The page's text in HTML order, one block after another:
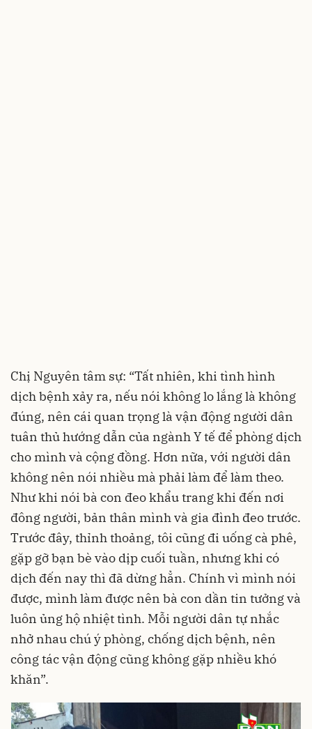
Chị Nguyên tâm sự: “Tất nhiên, khi tình hình
dịch bệnh xảy ra, nếu nói không lo lắng là không
đúng, nên cái quan trọng là vận động người dân
tuân thủ hướng dẫn của ngành Y tế để phòng dịch
cho mình và cộng đồng. Hơn nữa, với người dân
không nên nói nhiều mà phải làm để làm theo.
Như khi nói bà con đeo khẩu trang khi đến nơi
đông người, bản thân mình và gia đình đeo trước.
Trước đây, thỉnh thoảng, tôi cũng đi uống cà phê,
gặp gỡ bạn bè vào dịp cuối tuần, nhưng khi có
dịch đến nay thì đã dừng hẳn. Chính vì mình nói
được, mình làm được nên bà con dần tin tưởng và
luôn ủng hộ nhiệt tình. Mỗi người dân tự nhắc
nhở nhau chú ý phòng, chống dịch bệnh, nên
công tác vận động cũng không gặp nhiều khó
khăn”.